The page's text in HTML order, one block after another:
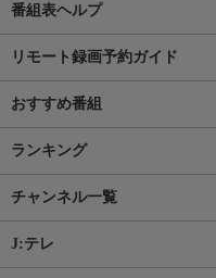
番組表ヘルプ
リモート録画予約ガイド
おすすめ番組
ランキング
チャンネル一覧
J:テレ